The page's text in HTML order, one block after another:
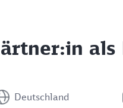
als
Deutschland